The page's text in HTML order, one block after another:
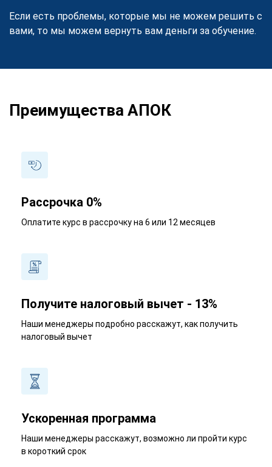
Если есть проблемы, которые мы не можем решить с
вами, то мы можем вернуть вам деньги за обучение.
Преимущества АПОК
Рассрочка 0%
Оплатите курс в рассрочку на 6 или 12 месяцев
Получите налоговый вычет - 13%
Наши менеджеры подробно расскажут, как получить
налоговый вычет
Ускоренная программа
Наши менеджеры расскажут, возможно ли пройти курс
в короткий срок